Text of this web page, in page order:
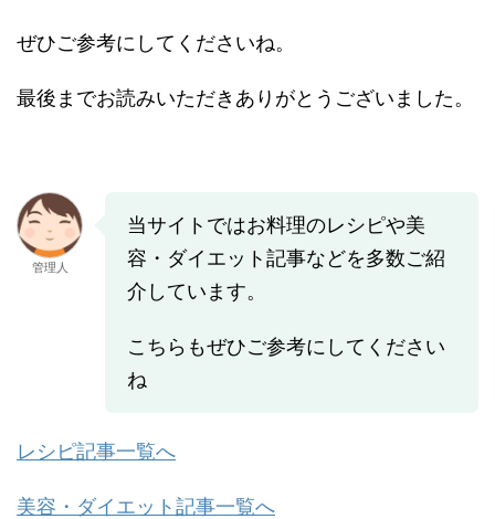
ぜひご参考にしてくださいね。
最後までお読みいただきありがとうございました。
管理人
当サイトではお料理のレシピや美
容・ダイエット記事などを多数ご紹
介しています。
こちらもぜひご参考にしてください
ね
レシピ記事一覧へ
美容・ダイエット記事一覧へ